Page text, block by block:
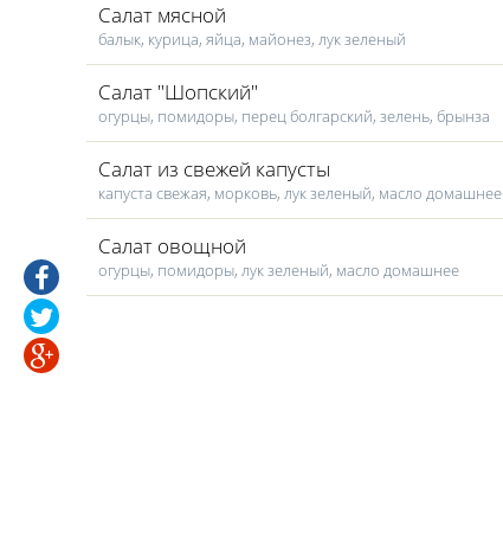
Салат мясной
балык, курица, яйца, майонез, лук зеленый
Салат "Шопский"
огурцы, помидоры, перец болгарский, зелень, брынза
Салат из свежей капусты
капуста свежая, морковь, лук зеленый, масло домашнее
Салат овощной
огурцы, помидоры, лук зеленый, масло домашнее